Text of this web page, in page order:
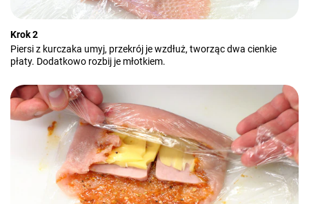
Krok 2
Piersi z kurczaka umyj, przekrój je wzdłuż, tworząc dwa cienkie
płaty. Dodatkowo rozbij je młotkiem.